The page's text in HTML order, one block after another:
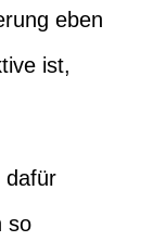
eben
ist,
dafür
so